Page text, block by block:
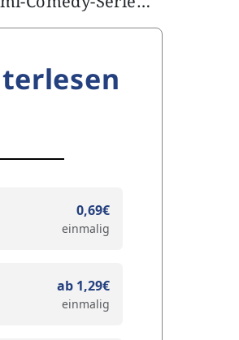
0,69€
einmalig
ab 1,29€
einmalig